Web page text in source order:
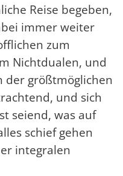
Reise begeben,
immer weiter
zum
Nichtdualen, und
der größtmöglichen
und sich
seiend, was auf
schief gehen
integralen